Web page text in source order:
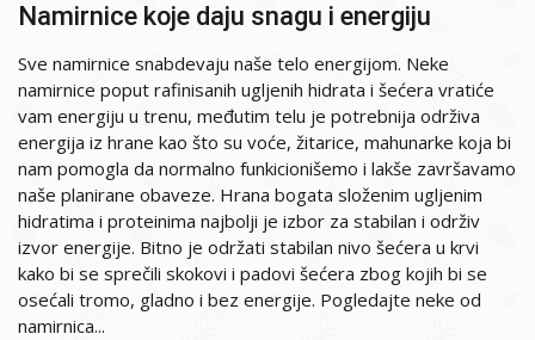
Namirnice koje daju snagu i energiju
Sve namirnice snabdevaju naše telo energijom. Neke
namirnice poput rafinisanih ugljenih hidrata i šećera vratiće
vam energiju u trenu, međutim telu je potrebnija održiva
energija iz hrane kao što su voće, žitarice, mahunarke koja bi
nam pomogla da normalno funkicionišemo i lakše završavamo
naše planirane obaveze. Hrana bogata složenim ugljenim
hidratima i proteinima najbolji je izbor za stabilan i održiv
izvor energije. Bitno je održati stabilan nivo šećera u krvi
kako bi se sprečili skokovi i padovi šećera zbog kojih bi se
osećali tromo, gladno i bez energije. Pogledajte neke od
namirnica...